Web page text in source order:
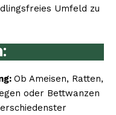
Umfeld zu
Ob Ameisen, Ratten,
oder Bettwanzen